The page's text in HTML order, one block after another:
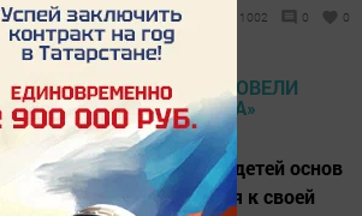
23 августа 2021 - 17:01 1002 0 0
было сформировать у детей основ
любви и уважения к своей